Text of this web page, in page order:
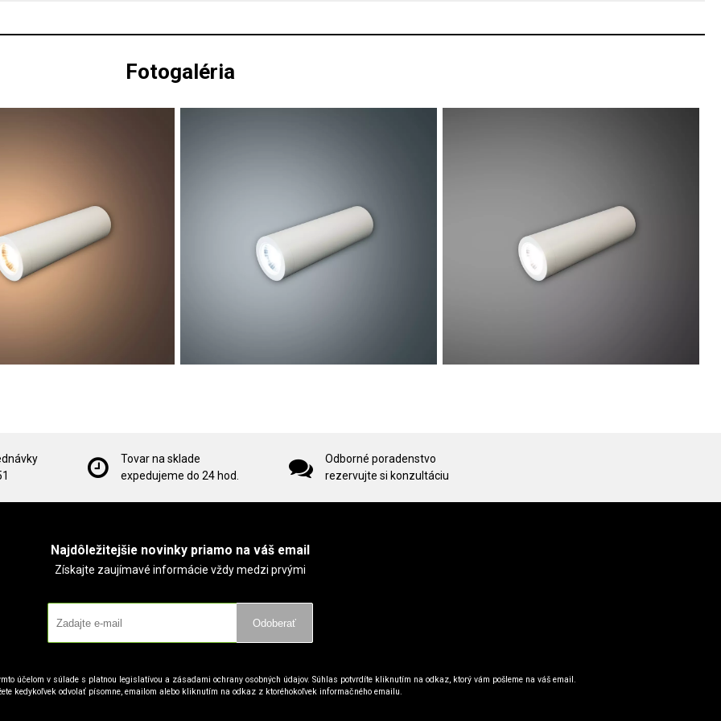
Fotogaléria
Tovar na sklade
expedujeme do 24 hod.
Odborné poradenstvo
rezervujte si konzultáciu
Najdôležitejšie novinky priamo na váš email
Získajte zaujímavé informácie vždy medzi prvými
Odoberať
účelom v súlade s platnou legislatívou a zásadami ochrany osobných údajov. Súhlas potvrdíte kliknutím na odkaz, ktorý vám pošleme na váš email.
kedykoľvek odvolať písomne, emailom alebo kliknutím na odkaz z ktoréhokoľvek informačného emailu.